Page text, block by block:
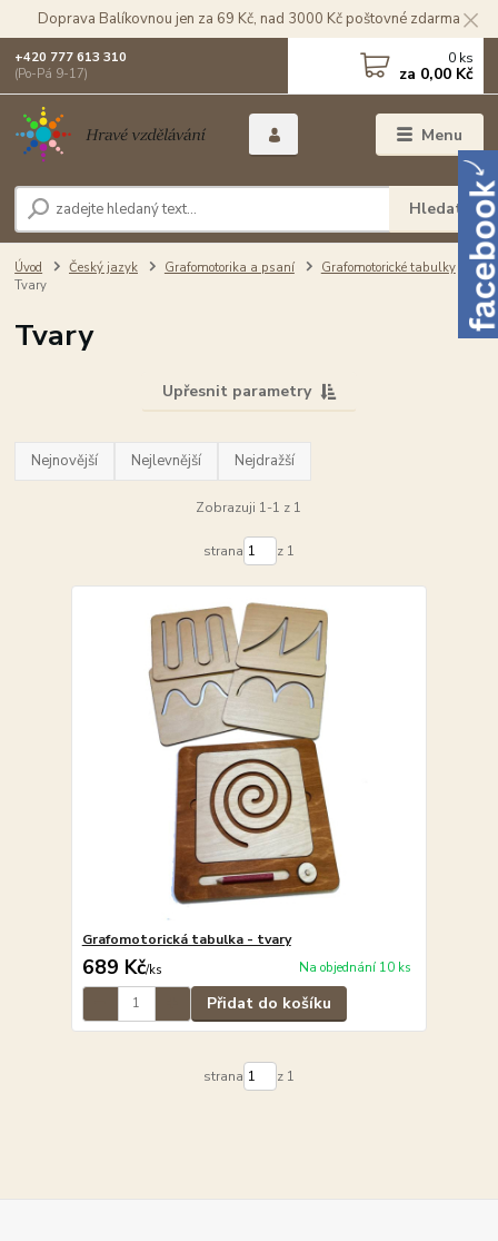
Doprava Balíkovnou jen za 69 Kč, nad 3000 Kč poštovné zdarma
Menu
Hledat
+420 777 613 310
(Po-Pá 9-17)
0 ks
za 0,00 Kč
Úvod Český jazyk Grafomotorika a psaní
Grafomotorické tabulky
Tvary
Tvary
Upřesnit parametry
Nejnovější Nejlevnější Nejdražší
Zobrazuji 1-1 z 1
strana z 1
Grafomotorická tabulka - tvary
689 Kč/ks Na objednání 10 ks
Přidat do košíku
strana z 1